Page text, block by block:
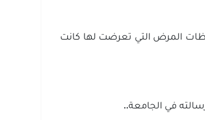
المرض التي تعرضت لها كانت
في الجامعة..